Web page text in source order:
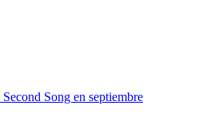
Song en septiembre